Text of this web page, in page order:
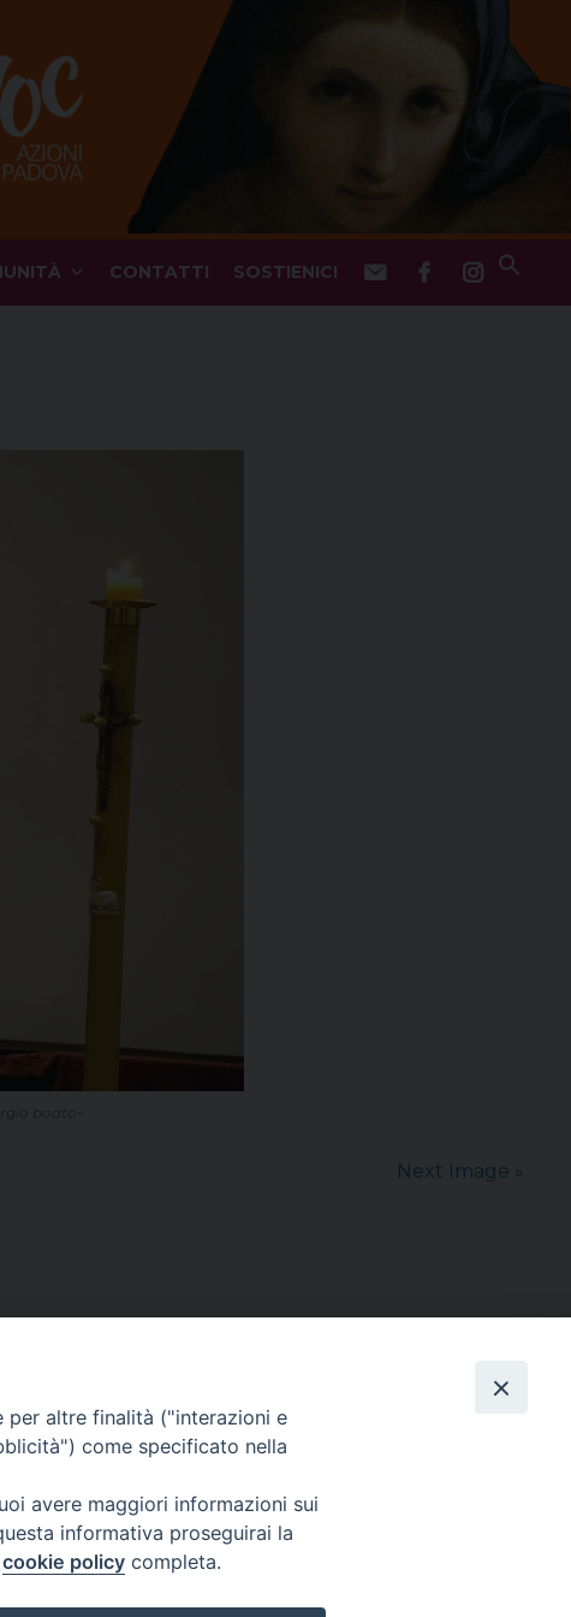
CONTATTI SOSTIENICI
Next Image »
via Valmarana, 20 – 35133 Padova
instagram:
@casasantandreapadova
e mail:
casasantandreapadova@gmail.
per altre finalità ("interazioni e
come specificato nella
avere maggiori informazioni sui
informativa proseguirai la
cookie policy completa.